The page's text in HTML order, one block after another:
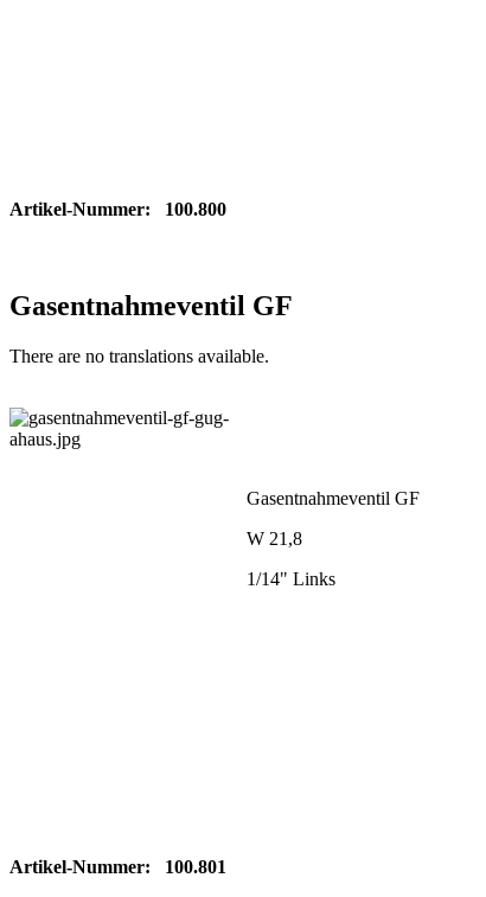
Artikel-Nummer: 100.800
Gasentnahmeventil GF
There are no translations available.
Gasentnahmeventil GF
W 21,8
1/14" Links
Artikel-Nummer: 100.801